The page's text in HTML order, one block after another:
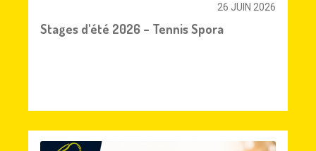
26 JUIN 2026
Stages d'été 2026 – Tennis Spora